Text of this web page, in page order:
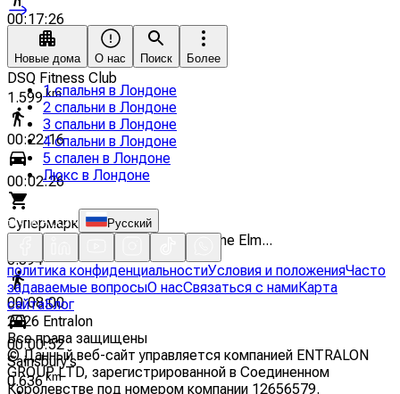
00:17:26
00:01:54
DSQ Fitness Club
1.599km
00:22:16
00:02:26
Супермаркет
Waitrose & Partners Battersea - Nine Elm...
0.594
00:08:00
00:00:52
Sainsbury's
0.636km
Новые дома О нас Поиск Более
1 спальня в Лондоне
2 спальни в Лондоне
3 спальни в Лондоне
4 спальни в Лондоне
5 спален в Лондоне
Люкс в Лондоне
Русский
политика конфиденциальностиУсловия и положенияЧасто
задаваемые вопросыО насСвязаться с намиКарта
сайтаБлог
2026 Entralon
Все права защищены
©Данный веб-сайт управляется компанией ENTRALON
GROUP LTD, зарегистрированной в Соединенном
Королевстве под номером компании 12656579.